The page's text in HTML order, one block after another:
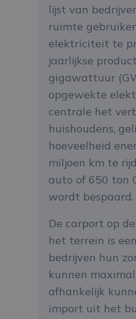
lijst van
ruimte
elektriciteit te
jaarlijkse
gigawattuur
opgewekte
centrale het
huishoudens,
hoeveelheid
miljoen km te
auto of 650 ton
wordt bespaard.
De carport op
het terrein is
bedrijven hun
kunnen
afhankelijk
import uit het